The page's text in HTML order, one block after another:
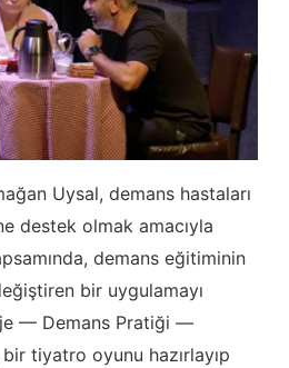
Uysal, demans hastaları
destek olmak amacıyla
demans eğitiminin
bir uygulamayı
— Demans Pratiği —
tiyatro oyunu hazırlayıp